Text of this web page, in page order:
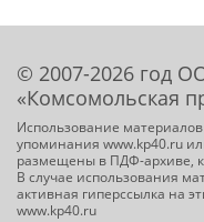
© 2007-2026 год
«Комсомольская
Использование
упоминания www.kp40.ru
размещены в ПДФ-архиве,
В случае использования
активная гиперссылка на
www.kp40.ru